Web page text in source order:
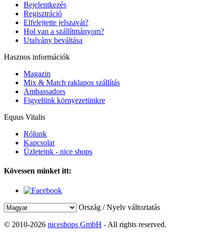
Bejelentkezés
Regisztráció
Elfelejtette jelszavát?
Hol van a szállítmányom?
Utalvány beváltása
Hasznos információk
Magazin
Mix & Match raklapos szállítás
Ambassadors
Figyelünk környezetünkre
Equus Vitalis
Rólunk
Kapcsolat
Üzleteink - nice shops
Kövessen minket itt:
Ország / Nyelv változtatás
© 2010-2026 niceshops GmbH - All rights reserved.